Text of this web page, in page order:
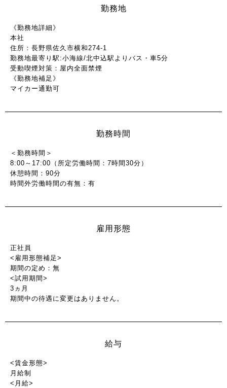
勤務地
《勤務地詳細》
本社
住所：長野県佐久市横和274-1
勤務地最寄り駅:小海線/北中込駅よりバス・車5分
受動喫煙対策：屋内全面禁煙
《勤務地補足》
マイカー通勤可
勤務時間
＜勤務時間＞
8:00～17:00（所定労働時間：7時間30分）
休憩時間：90分
時間外労働時間の有無：有
雇用形態
正社員
<雇用形態補足>
期間の定め：無
<試用期間>
3ヵ月
期間中の待遇に変更はありません。
給与
<賃金形態>
月給制
<月給>